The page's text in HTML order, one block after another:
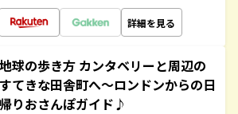
詳細を見る
地球の歩き方 カンタベリーと周辺の
すてきな田舎町へ～ロンドンからの日
帰りおさんぽガイド♪